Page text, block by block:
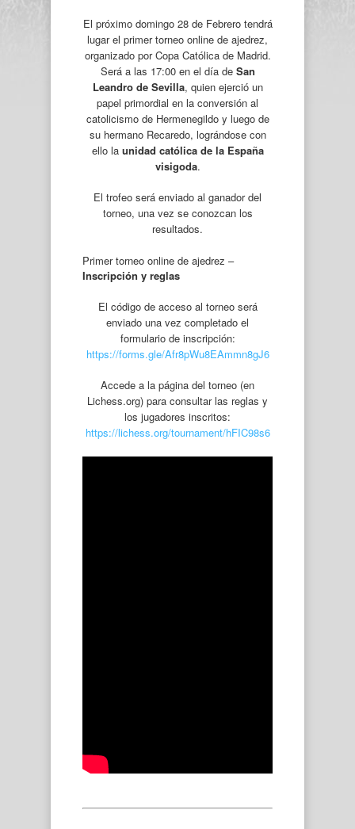
El próximo domingo 28 de Febrero tendrá
lugar el primer torneo online de ajedrez,
organizado por Copa Católica de Madrid.
Será a las 17:00 en el día de San
Leandro de Sevilla, quien ejerció un
papel primordial en la conversión al
catolicismo de Hermenegildo y luego de
su hermano Recaredo, lográndose con
ello la unidad católica de la España
visigoda.
El trofeo será enviado al ganador del
torneo, una vez se conozcan los
resultados.
Primer torneo online de ajedrez –
Inscripción y reglas
El código de acceso al torneo será
enviado una vez completado el
formulario de inscripción:
https://forms.gle/Afr8pWu8EAmmn8gJ6
Accede a la página del torneo (en
Lichess.org) para consultar las reglas y
los jugadores inscritos:
https://lichess.org/tournament/hFIC98s6